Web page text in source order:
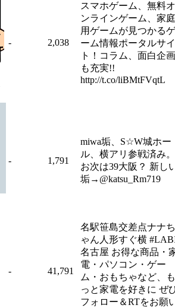
- 2,038
スマホゲーム、無料オ
ンラインゲーム、家庭
用ゲームが見つかるゲ
ーム情報ポータルサイ
ト！コラム、面白企画
も充実!!
http://t.co/liBMtFVqtL
- 1,791
miwa垢、S☆W城ホー
ル、横アリ参戦済み。
お次は39大阪？ 新し
垢→@katsu_Rm719
- 41,791
名駅笹島交差点ナナち
ゃん人形すぐ横
名古屋 お得な商品・
電・パソコン・ゲー
ム・おもちゃなど、も
っと家電を好きに ぜ
フォロー＆RTをお願